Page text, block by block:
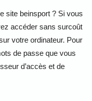
site beinsport ? Si vous
accéder sans surcoût
votre ordinateur. Pour
de passe que vous
d’accès et de